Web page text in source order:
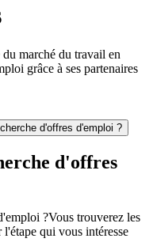
marché du travail en
grâce à ses partenaires
d'offres d'emploi ?
d'offres
?Vous trouverez les
qui vous intéresse